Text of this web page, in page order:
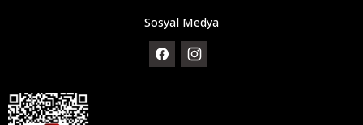
Sosyal Medya